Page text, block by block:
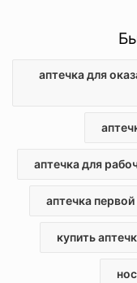
комплектуется в
футляр.
Аптечка для
необходимой,
каждый
аптечку первой
коллективе. По сути,
на любом
и знаний о разных
аптечка для
аптечка для
аптечка
купить